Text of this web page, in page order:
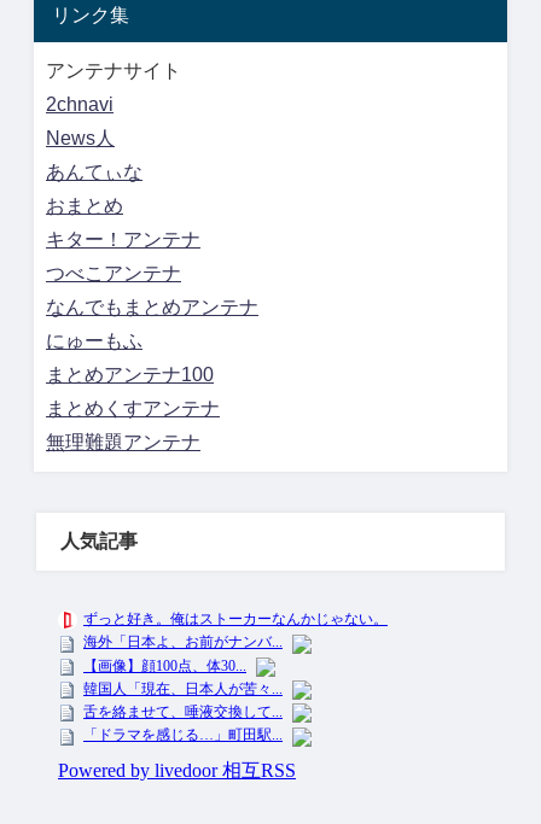
リンク集
アンテナサイト
2chnavi
News人
あんてぃな
おまとめ
キター！アンテナ
つべこアンテナ
なんでもまとめアンテナ
にゅーもふ
まとめアンテナ100
まとめくすアンテナ
無理難題アンテナ
人気記事